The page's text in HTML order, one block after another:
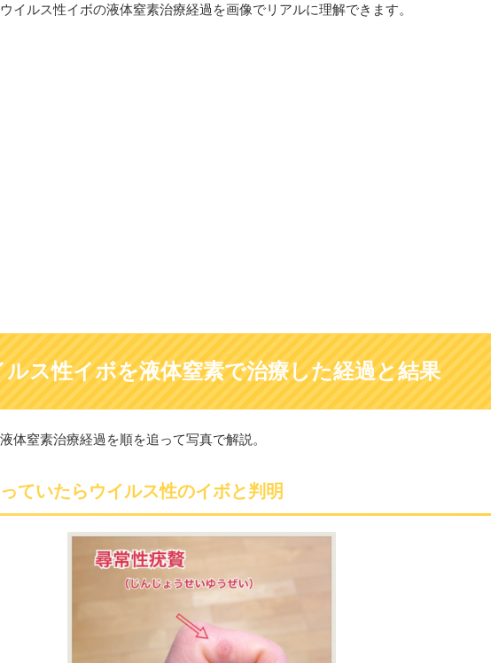
イルス性イボの液体窒素治療経過を画像でリアルに理解できます。
ルス性イボを液体窒素で治療した経過と結果
体窒素治療経過を順を追って写真で解説。
ていたらウイルス性のイボと判明